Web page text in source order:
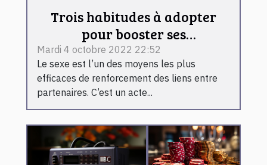
Trois habitudes à adopter
pour booster ses
performances au lit
Mardi 4 octobre 2022 22:52
Le sexe est l’un des moyens les plus
efficaces de renforcement des liens entre
partenaires. C’est un acte...